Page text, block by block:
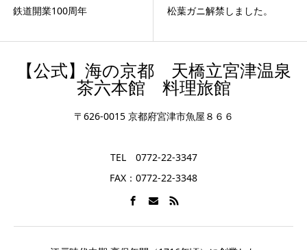
松葉ガニ解禁しました。 宮津の地蔵盆
【公式】海の京都 天橋立宮津温泉
茶六本館 料理旅館
〒626-0015 京都府宮津市魚屋８６６
TEL 0772-22-3347
FAX：0772-22-3348